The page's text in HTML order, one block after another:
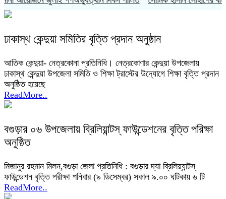
ঢাকাস্থ কেন্দুয়া সমিতির বৃত্তি প্রদান অনুষ্ঠান
আতিক কেন্দুয়া- নেত্রকোনা প্রতিনিধি। নেত্রকোণার কেন্দুয়া উপজেলায়
ঢাকাস্থ কেন্দুয়া উপজেলা সমিতি ও শিক্ষা ট্রাস্টের উদ্যোগে শিক্ষা বৃত্তি প্রদান
অনুষ্ঠিত হয়েছে
ReadMore..
বগুড়ার ০৬ উপজেলায় ব্রিলিয়ান্টস্ ফাউন্ডেশনের বৃত্তি পরিক্ষা
অনুষ্ঠিত
মিজানুর রহমান মিলন,বগুড়া জেলা প্রতিনিধি : বগুড়ার দ্যা ব্রিলিয়্যান্টস্
ফাউন্ডেশন বৃত্তি পরীক্ষা শনিবার (৯ ডিসেম্বর) সকাল ৯.০০ ঘটিকায় ৬ টি
ReadMore..